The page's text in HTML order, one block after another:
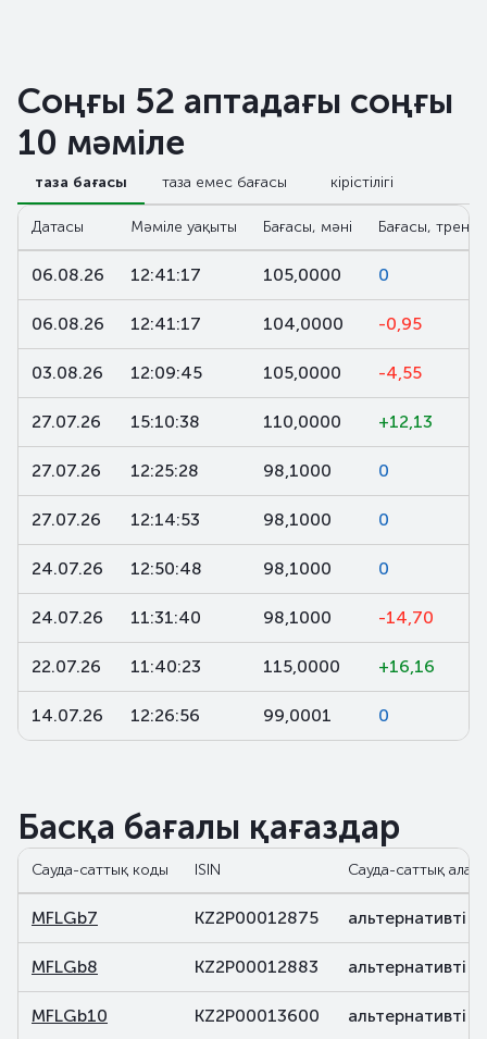
Соңғы 52 аптадағы соңғы
10 мәміле
таза бағасы таза емес бағасы кірістілігі
Датасы Мәміле уақыты Бағасы, мәні Бағасы, тренд,
06.08.26 12:41:17 105,0000 0
06.08.26 12:41:17 104,0000 -0,95
03.08.26 12:09:45 105,0000 -4,55
27.07.26 15:10:38 110,0000 +12,13
27.07.26 12:25:28 98,1000 0
27.07.26 12:14:53 98,1000 0
24.07.26 12:50:48 98,1000 0
24.07.26 11:31:40 98,1000 -14,70
22.07.26 11:40:23 115,0000 +16,16
14.07.26 12:26:56 99,0001 0
Басқа бағалы қағаздар
Сауда-саттық коды ISIN Сауда-саттық алаң
MFLGb7 KZ2P00012875 альтернативті
MFLGb8 KZ2P00012883 альтернативті
MFLGb10 KZ2P00013600 альтернативті